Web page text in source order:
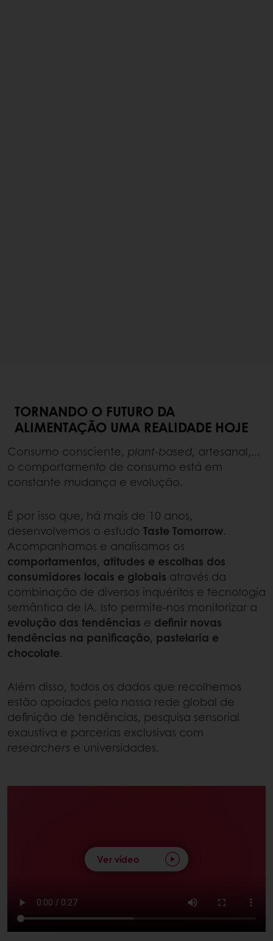
TORNANDO O FUTURO DA
ALIMENTAÇÃO UMA REALIDADE HOJE
Consumo consciente, plant-based, artesanal,...
o comportamento de consumo está em
constante mudança e evolução.
É por isso que, há mais de 10 anos,
desenvolvemos o estudo Taste Tomorrow.
Acompanhamos e analisamos os
comportamentos, atitudes e escolhas dos
consumidores locais e globais através da
combinação de diversos inquéritos e tecnologia
semântica de IA. Isto permite-nos monitorizar a
evolução das tendências e definir novas
tendências na panificação, pastelaria e
chocolate.
Além disso, todos os dados que recolhemos
estão apoiados pela nossa rede global de
definição de tendências, pesquisa sensorial
exaustiva e parcerias exclusivas com
researchers e universidades.
Ver vídeo